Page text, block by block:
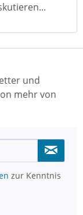
und
mehr von
zur Kenntnis